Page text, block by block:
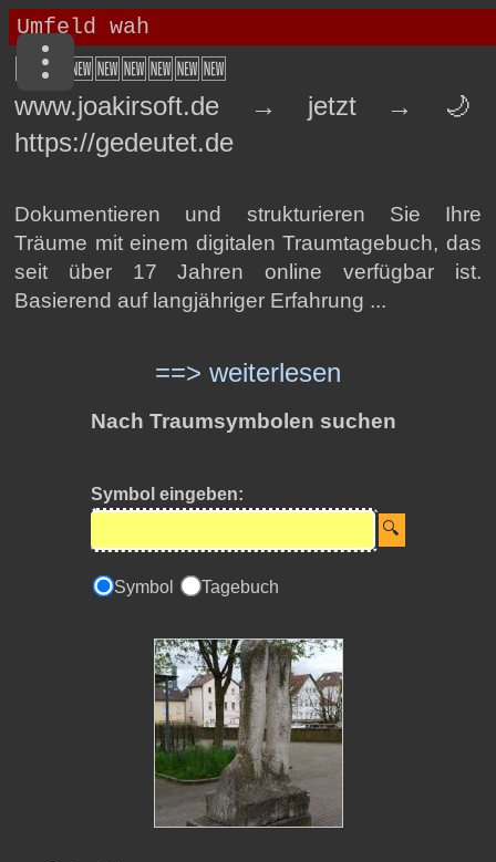
🆕🆕🆕🆕🆕🆕🆕🆕
www.joakirsoft.de → jetzt → 🌙
https://gedeutet.de
Dokumentieren und strukturieren Sie Ihre
Träume mit einem digitalen Traumtagebuch, das
seit über 17 Jahren online verfügbar ist.
Basierend auf langjähriger Erfahrung ...
==> weiterlesen
Nach Traumsymbolen suchen
Symbol eingeben:
Symbol Tagebuch